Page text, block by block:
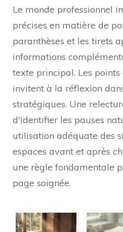
Le monde professionnel
précises en matière de
paranthèses et les tirets
informations
texte principal. Les
invitent à la réflexion
stratégiques. Une
d'identifier les pauses
utilisation adéquate des
espaces avant et après
une règle fondamentale
page soignée.